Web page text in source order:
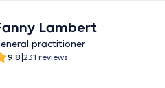
Lambert
practitioner
9.8|231 reviews